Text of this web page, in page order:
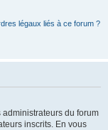
légaux liés à ce forum ?
administrateurs du forum
inscrits. En vous